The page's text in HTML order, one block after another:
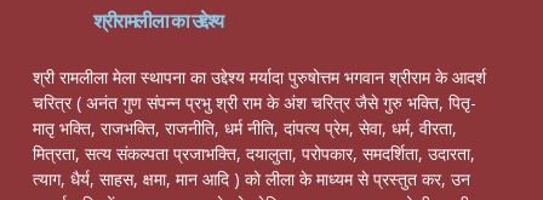
श्रीरामलीला का उद्देश्य
श्री रामलीला मेला स्थापना का उद्देश्य मर्यादा पुरुषोत्तम भगवान श्रीराम के आदर्श
चरित्र ( अनंत गुण संपन्न प्रभु श्री राम के अंश चरित्र जैसे गुरु भक्ति, पितृ-
मातृ भक्ति, राजभक्ति, राजनीति, धर्म नीति, दांपत्य प्रेम, सेवा, धर्म, वीरता,
मित्रता, सत्य संकल्पता प्रजाभक्ति, दयालुता, परोपकार, समदर्शिता, उदारता,
त्याग, धैर्य, साहस, क्षमा, मान आदि ) को लीला के माध्यम से प्रस्तुत कर, उन